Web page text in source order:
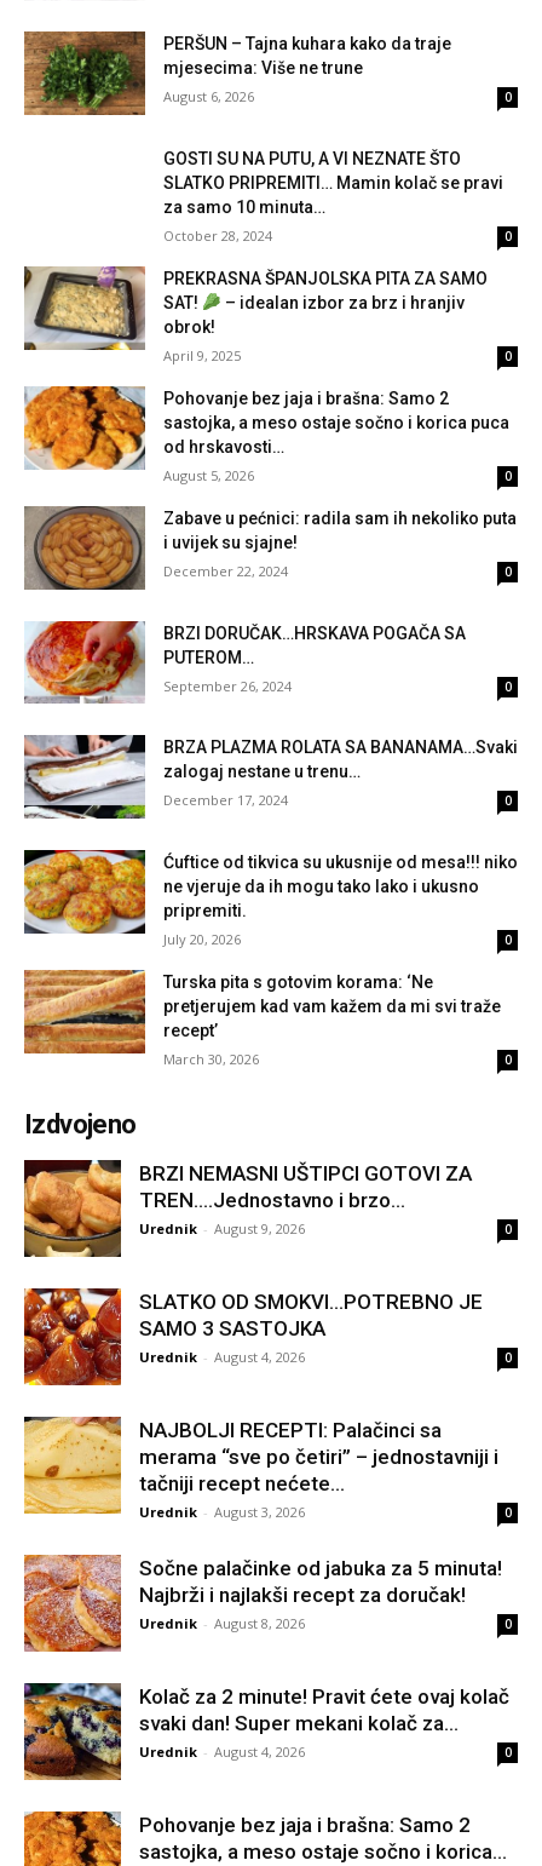
PERŠUN – Tajna kuhara kako da traje
mjesecima: Više ne trune
August 6, 2026 0
GOSTI SU NA PUTU, A VI NEZNATE ŠTO
SLATKO PRIPREMITI… Mamin kolač se pravi
za samo 10 minuta…
October 28, 2024 0
PREKRASNA ŠPANJOLSKA PITA ZA SAMO
SAT!
– idealan izbor za brz i hranjiv
obrok!
April 9, 2025 0
Pohovanje bez jaja i brašna: Samo 2
sastojka, a meso ostaje sočno i korica puca
od hrskavosti…
August 5, 2026 0
Zabave u pećnici: radila sam ih nekoliko puta
i uvijek su sjajne!
December 22, 2024 0
BRZI DORUČAK…HRSKAVA POGAČA SA
PUTEROM…
September 26, 2024 0
BRZA PLAZMA ROLATA SA BANANAMA…Svaki
zalogaj nestane u trenu…
December 17, 2024 0
Ćuftice od tikvica su ukusnije od mesa!!! niko
ne vjeruje da ih mogu tako lako i ukusno
pripremiti.
July 20, 2026 0
Turska pita s gotovim korama: ‘Ne
pretjerujem kad vam kažem da mi svi traže
recept’
March 30, 2026 0
Izdvojeno
BRZI NEMASNI UŠTIPCI GOTOVI ZA
TREN….Jednostavno i brzo…
Urednik - August 9, 2026 0
SLATKO OD SMOKVI…POTREBNO JE
SAMO 3 SASTOJKA
Urednik - August 4, 2026 0
NAJBOLJI RECEPTI: Palačinci sa
merama “sve po četiri” – jednostavniji i
tačniji recept nećete...
Urednik - August 3, 2026 0
Sočne palačinke od jabuka za 5 minuta!
Najbrži i najlakši recept za doručak!
Urednik - August 8, 2026 0
Kolač za 2 minute! Pravit ćete ovaj kolač
svaki dan! Super mekani kolač za...
Urednik - August 4, 2026 0
Pohovanje bez jaja i brašna: Samo 2
sastojka, a meso ostaje sočno i korica...